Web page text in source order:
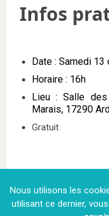
Infos
Date : Samedi 13
Horaire : 16h
Lieu : Salle
Marais, 17290
Gratuit
Nous utilisons les
utilisant ce dernier,